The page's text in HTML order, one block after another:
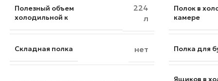
Полезный объем
холодильной к
224
л
Полок в
камере
Складная полка нет Полка для
Ящиков в